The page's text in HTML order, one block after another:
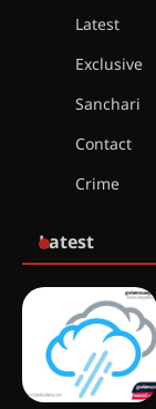
Latest
Exclusive
Sanchari
Contact
Crime
Latest